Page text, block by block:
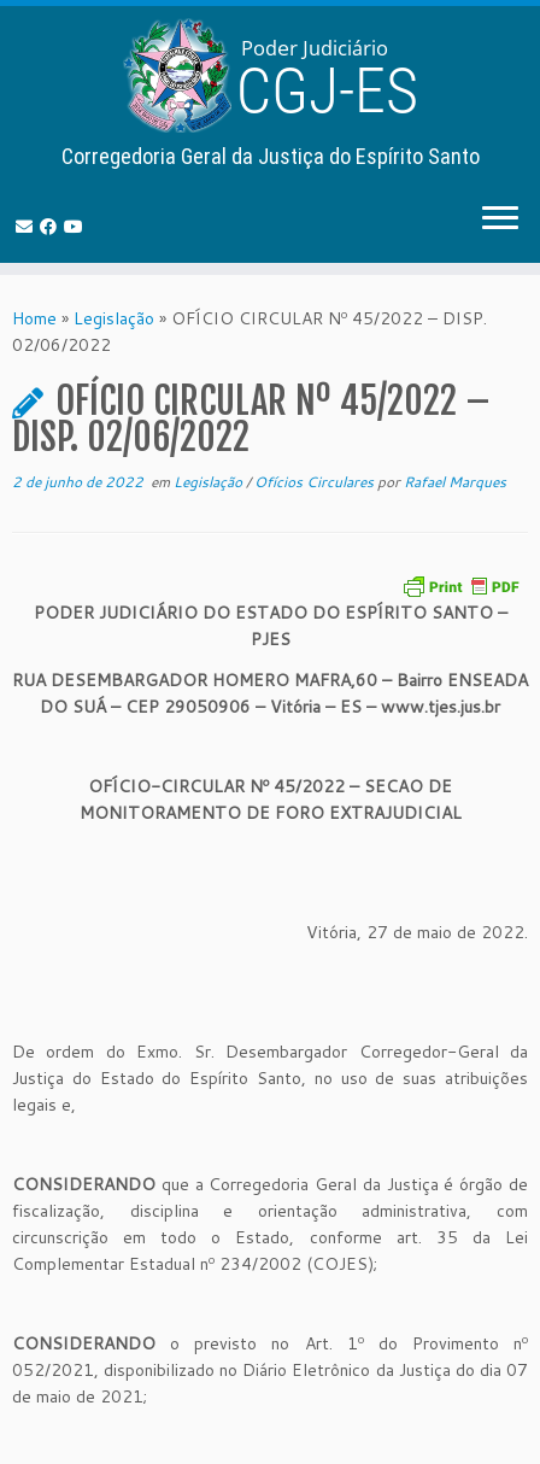
to
content
Corregedoria Geral da Justiça do Espírito Santo
Home » Legislação » OFÍCIO CIRCULAR Nº 45/2022 – DISP.
02/06/2022
OFÍCIO CIRCULAR Nº 45/2022 –
DISP. 02/06/2022
2 de junho de 2022 em Legislação/Ofícios CircularesporRafael Marques
PODER JUDICIÁRIO DO ESTADO DO ESPÍRITO SANTO –
PJES
RUA DESEMBARGADOR HOMERO MAFRA,60 – Bairro ENSEADA
DO SUÁ – CEP 29050906 – Vitória – ES – www.tjes.jus.br
OFÍCIO-CIRCULAR Nº 45/2022 – SECAO DE
MONITORAMENTO DE FORO EXTRAJUDICIAL
Vitória, 27 de maio de 2022.
De ordem do Exmo. Sr. Desembargador Corregedor-Geral da
Justiça do Estado do Espírito Santo, no uso de suas atribuições
legais e,
CONSIDERANDO que a Corregedoria Geral da Justiça é órgão de
fiscalização, disciplina e orientação administrativa, com
circunscrição em todo o Estado, conforme art. 35 da Lei
Complementar Estadual nº 234/2002 (COJES);
CONSIDERANDO o previsto no Art. 1º do Provimento nº
052/2021, disponibilizado no Diário Eletrônico da Justiça do dia 07
de maio de 2021;